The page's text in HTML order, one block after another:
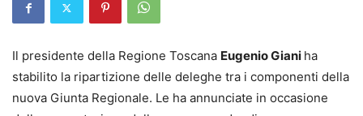
Il presidente della Regione Toscana Eugenio Giani ha
stabilito la ripartizione delle deleghe tra i componenti della
nuova Giunta Regionale. Le ha annunciate in occasione